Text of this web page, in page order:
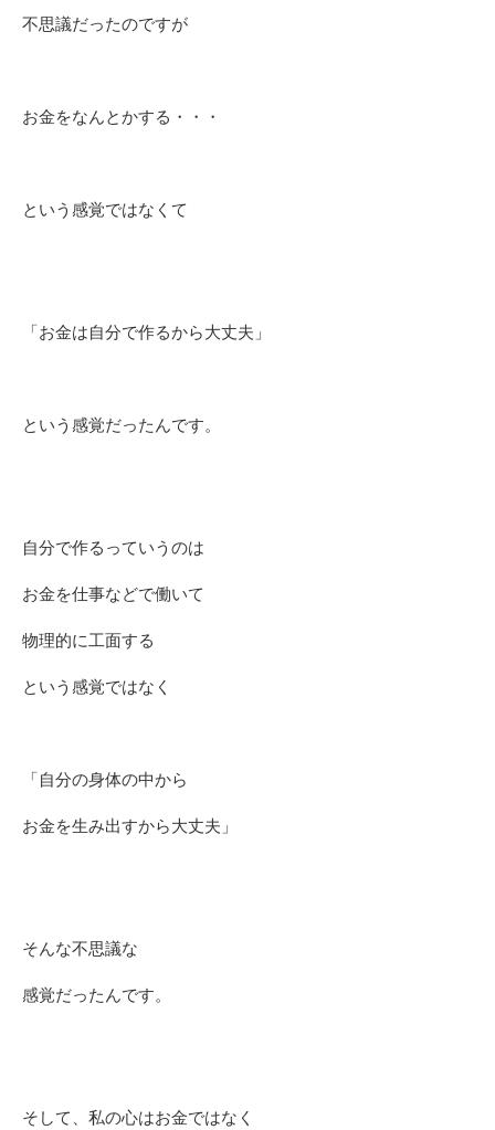
不思議だったのですが
お金をなんとかする・・・
という感覚ではなくて
「お金は自分で作るから大丈夫」
という感覚だったんです。
自分で作るっていうのは
お金を仕事などで働いて
物理的に工面する
という感覚ではなく
「自分の身体の中から
お金を生み出すから大丈夫」
そんな不思議な
感覚だったんです。
そして、私の心はお金ではなく